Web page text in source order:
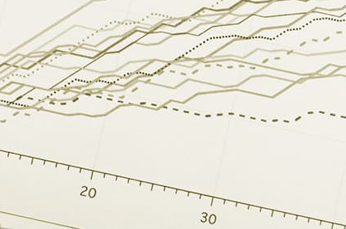
北海道スイーツ工場
モロゾフ エクラ
イ